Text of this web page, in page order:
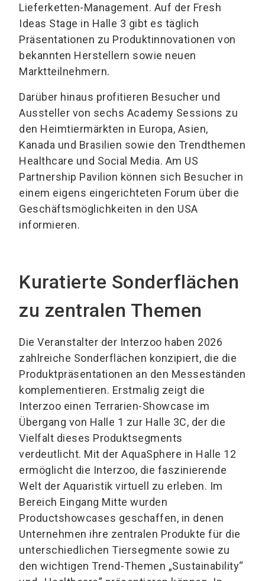
Lieferketten-Management. Auf der Fresh
Ideas Stage in Halle 3 gibt es täglich
Präsentationen zu Produktinnovationen von
bekannten Herstellern sowie neuen
Marktteilnehmern.
Darüber hinaus profitieren Besucher und
Aussteller von sechs Academy Sessions zu
den Heimtiermärkten in Europa, Asien,
Kanada und Brasilien sowie den Trendthemen
Healthcare und Social Media. Am US
Partnership Pavilion können sich Besucher in
einem eigens eingerichteten Forum über die
Geschäftsmöglichkeiten in den USA
informieren.
Kuratierte Sonderflächen
zu zentralen Themen
Die Veranstalter der Interzoo haben 2026
zahlreiche Sonderflächen konzipiert, die die
Produktpräsentationen an den Messeständen
komplementieren. Erstmalig zeigt die
Interzoo einen Terrarien-Showcase im
Übergang von Halle 1 zur Halle 3C, der die
Vielfalt dieses Produktsegments
verdeutlicht. Mit der AquaSphere in Halle 12
ermöglicht die Interzoo, die faszinierende
Welt der Aquaristik virtuell zu erleben. Im
Bereich Eingang Mitte wurden
Productshowcases geschaffen, in denen
Unternehmen ihre zentralen Produkte für die
unterschiedlichen Tiersegmente sowie zu
den wichtigen Trend-Themen „Sustainability“